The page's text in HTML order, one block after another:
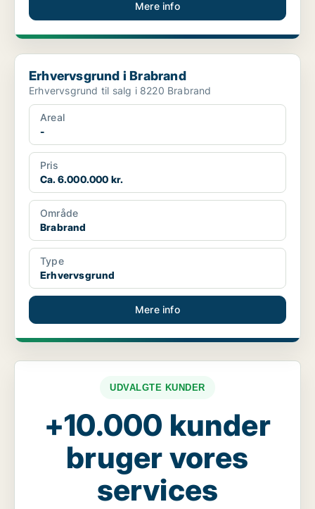
Mere info
Erhvervsgrund i Brabrand
Erhvervsgrund i Brabrand
Erhvervsgrund til salg i 8220 Brabrand
Areal
-
Pris
Ca. 6.000.000 kr.
Område
Brabrand
Type
Erhvervsgrund
Mere info
UDVALGTE KUNDER
+10.000 kunder
bruger vores
services